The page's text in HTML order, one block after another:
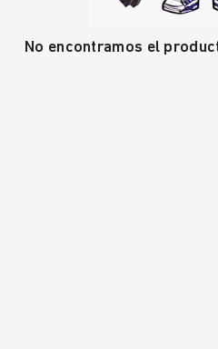
No encontramos el